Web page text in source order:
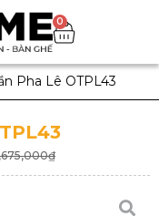
0
Pha Lê OTPL43
₫